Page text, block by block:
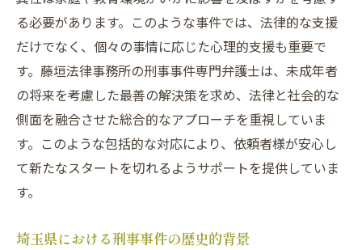
る必要があります。このような事件では、法律的な支援
だけでなく、個々の事情に応じた心理的支援も重要で
す。藤垣法律事務所の刑事事件専門弁護士は、未成年者
の将来を考慮した最善の解決策を求め、法律と社会的な
側面を融合させた総合的なアプローチを重視していま
す。このような包括的な対応により、依頼者様が安心し
て新たなスタートを切れるようサポートを提供していま
す。
埼玉県における刑事事件の歴史的背景